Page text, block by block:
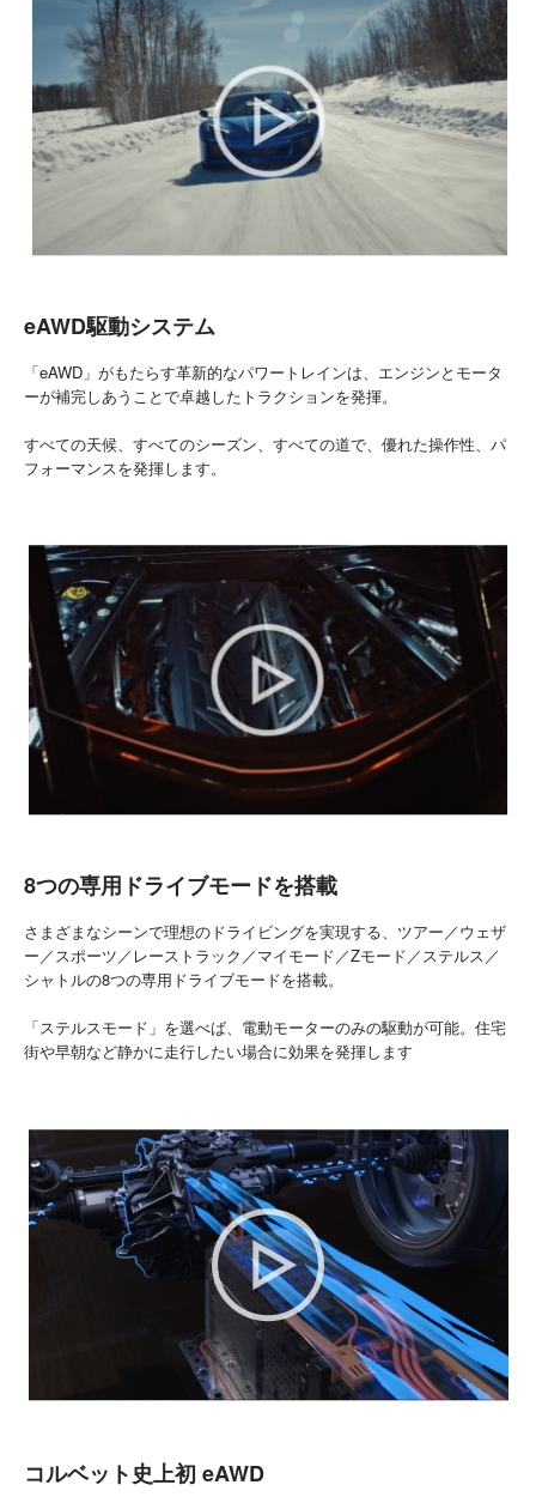
eAWD駆動システム
「eAWD」がもたらす革新的なパワートレインは、エンジンとモータ
ーが補完しあうことで卓越したトラクションを発揮。
すべての天候、すべてのシーズン、すべての道で、優れた操作性、パ
フォーマンスを発揮します。
8つの専用ドライブモードを搭載
さまざまなシーンで理想のドライビングを実現する、ツアー／ウェザ
ー／スポーツ／レーストラック／マイモード／Zモード／ステルス／
シャトルの8つの専用ドライブモードを搭載。
「ステルスモード」を選べば、電動モーターのみの駆動が可能。住宅
街や早朝など静かに走行したい場合に効果を発揮します
コルベット史上初 eAWD